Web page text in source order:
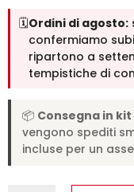
🗓️Ordini di agosto:
confermiamo
ripartono a
tempistiche di
📦 Consegna in
vengono spediti
incluse per un